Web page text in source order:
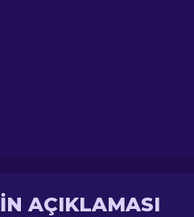
AÇIKLAMASI